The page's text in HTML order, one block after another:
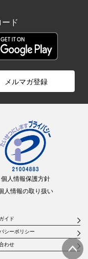
ド
メルマガ登録
個人情報保護方針
人情報の取り扱い
イド
シーポリシー
わせ